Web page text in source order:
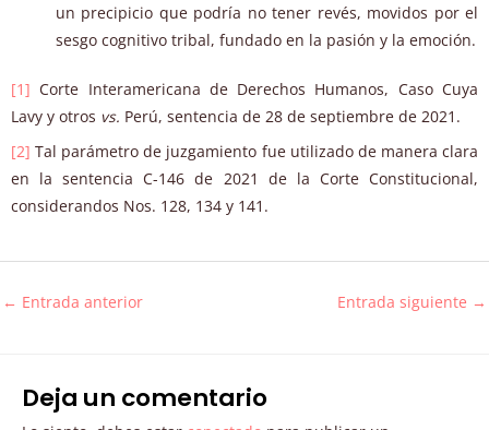
un precipicio que podría no tener revés, movidos por el
sesgo cognitivo tribal, fundado en la pasión y la emoción.
[1] Corte Interamericana de Derechos Humanos, Caso Cuya
Lavy y otros vs. Perú, sentencia de 28 de septiembre de 2021.
[2] Tal parámetro de juzgamiento fue utilizado de manera clara
en la sentencia C-146 de 2021 de la Corte Constitucional,
considerandos Nos. 128, 134 y 141.
← Entrada anterior Entrada siguiente →
Deja un comentario